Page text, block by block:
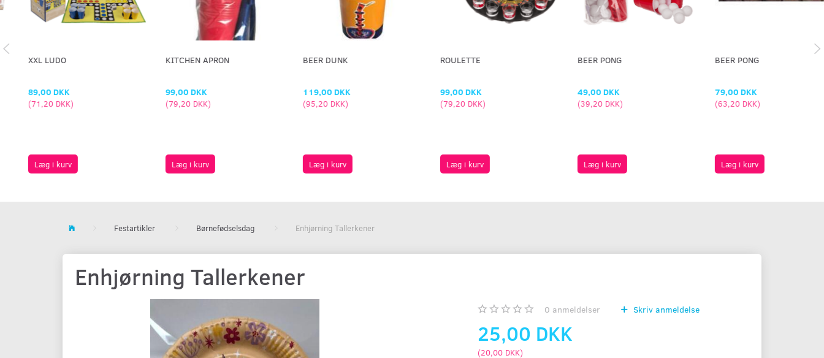
XXL LUDO
89,00 DKK
71,20 DKK)
Læg i kurv
KITCHEN APRON
99,00 DKK
79,20 DKK)
Læg i kurv
BEER DUNK
119,00 DKK
95,20 DKK)
Læg i kurv
ROULETTE
99,00 DKK
79,20 DKK)
Læg i kurv
BEER PONG
49,00 DKK
39,20 DKK)
Læg i kurv
BEER PONG
79,00 DKK
63,20 DKK)
Læg i kurv
Festartikler Børnefødselsdag Enhjørning Tallerkener
Enhjørning Tallerkener
0 anmeldelser Skriv anmeldelse
25,00 DKK
(20,00 DKK)